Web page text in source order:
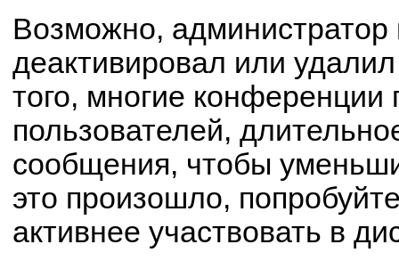
Возможно, администратор
деактивировал или
того, многие конференции
пользователей,
сообщения, чтобы
это произошло,
активнее участвовать в